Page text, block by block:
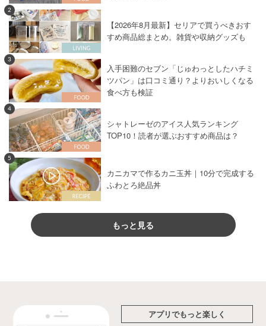
2
【2026年8月最新】セリアで買うべきおす
すめ商品総まとめ。雑貨や収納グッズも
3
入手困難のセブン「じゅわっとしたハチミ
ツパン」は口コミ通り？よりおいしくなる
食べ方も検証
4
シャトレーゼのアイス人気ランキング
TOP10！読者が選ぶおすすめ商品は？
5
カニカマで作るカニ玉丼｜10分で完成する
ふわとろ絶品丼
もっと見る
アプリでもっと楽しく